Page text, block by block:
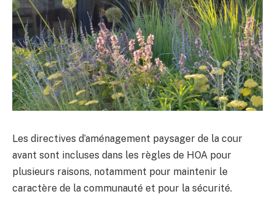
Les directives d’aménagement paysager de la cour
avant sont incluses dans les règles de HOA pour
plusieurs raisons, notamment pour maintenir le
caractère de la communauté et pour la sécurité.